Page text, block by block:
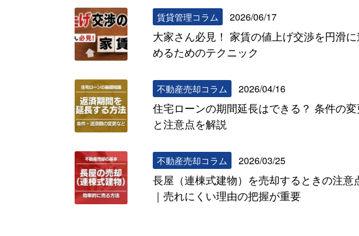
賃貸管理コラム 2026/06/17
大家さん必見！ 家賃の値上げ交渉を円滑に
めるためのテクニック
不動産売却コラム 2026/04/16
住宅ローンの期間延長はできる？ 条件の変
と注意点を解説
不動産売却コラム 2026/03/25
長屋（連棟式建物）を売却するときの注意
｜売れにくい理由の把握が重要